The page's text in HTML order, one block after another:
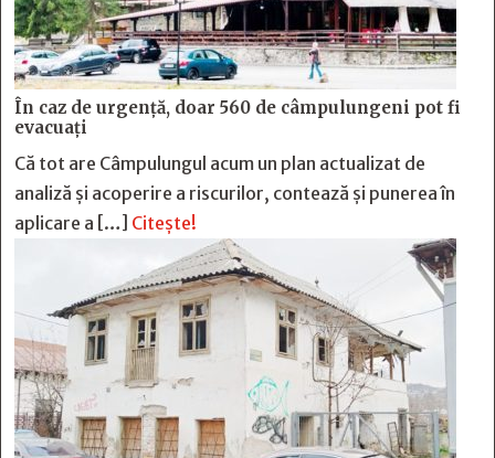
În caz de urgență, doar 560 de câmpulungeni pot fi
evacuați
Că tot are Câmpulungul acum un plan actualizat de
analiză și acoperire a riscurilor, contează și punerea în
aplicare a […] Citește!